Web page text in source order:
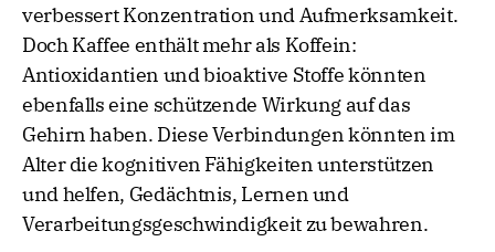
verbessert Konzentration und Aufmerksamkeit.
Doch Kaffee enthält mehr als Koffein:
Antioxidantien und bioaktive Stoffe könnten
ebenfalls eine schützende Wirkung auf das
Gehirn haben. Diese Verbindungen könnten im
Alter die kognitiven Fähigkeiten unterstützen
und helfen, Gedächtnis, Lernen und
Verarbeitungsgeschwindigkeit zu bewahren.